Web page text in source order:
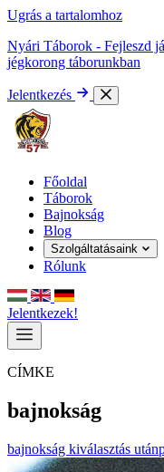
Ugrás a tartalomhoz
Nyári Táborok - Fejleszd
jégkorong táborunkban
Jelentkezés
Főoldal
Táborok
Bajnokság
Blog
Szolgáltatásaink
Rólunk
Jelentkezek!
CÍMKE
bajnokság
bajnokság kiválasztás